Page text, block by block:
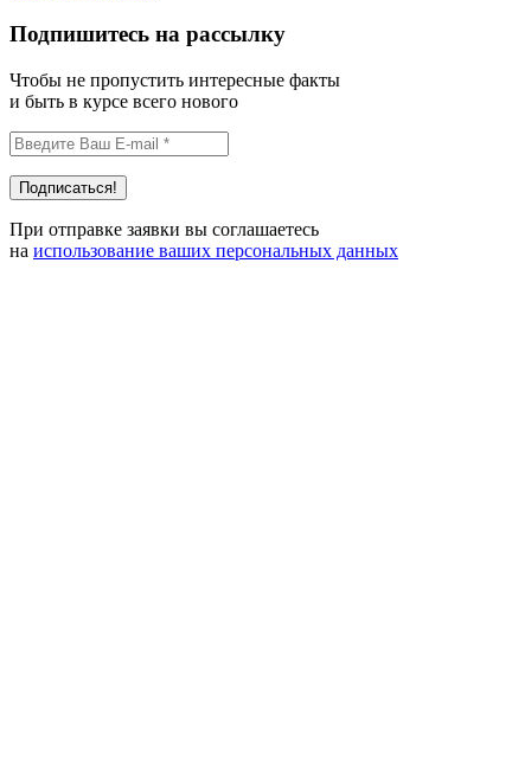
Подпишитесь на рассылку
Чтобы не пропустить интересные факты
и быть в курсе всего нового
При отправке заявки вы соглашаетесь
на использование ваших персональных данных